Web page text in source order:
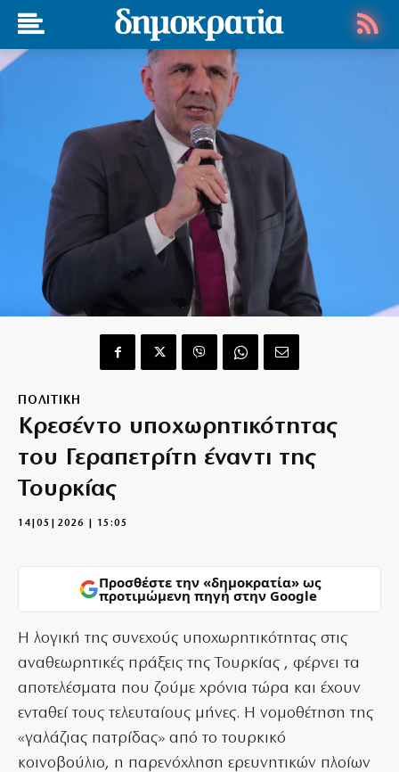
ΠΟΛΙΤΙΚΗ
Κρεσέντο υποχωρητικότητας
του Γεραπετρίτη έναντι της
Τουρκίας
14|05|2026 | 15:05
Προσθέστε την «δημοκρατία» ως
προτιμώμενη πηγή στην Google
Η λογική της συνεχούς υποχωρητικότητας στις
αναθεωρητικές πράξεις της Τουρκίας , φέρνει τα
αποτελέσματα που ζούμε χρόνια τώρα και έχουν
ενταθεί τους τελευταίους μήνες. Η νομοθέτηση της
«γαλάζιας πατρίδας» από το τουρκικό
κοινοβούλιο, η παρενόχληση ερευνητικών πλοίων